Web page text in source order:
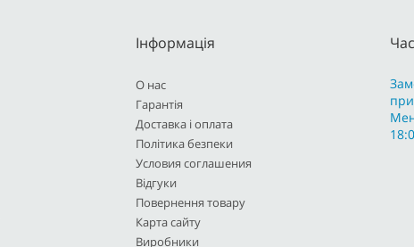
Інформація
О нас
Гарантія
Доставка і оплата
Політика безпеки
Условия соглашения
Відгуки
Повернення товару
Карта сайту
Виробники